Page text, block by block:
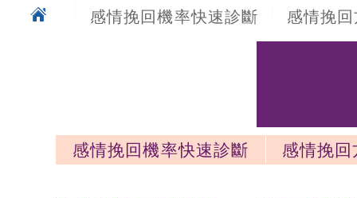
感情挽回機率快速診斷 感情挽
感情挽回機率快速診斷
感情挽